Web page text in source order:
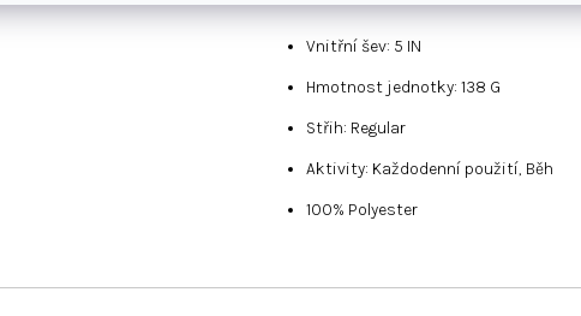
Vnitřní šev: 5 IN
Hmotnost jednotky: 138 G
Střih: Regular
Aktivity: Každodenní použití, Běh
100% Polyester